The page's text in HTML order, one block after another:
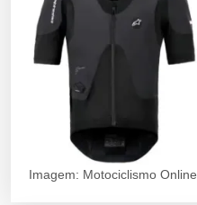
Imagem: Motociclismo Online